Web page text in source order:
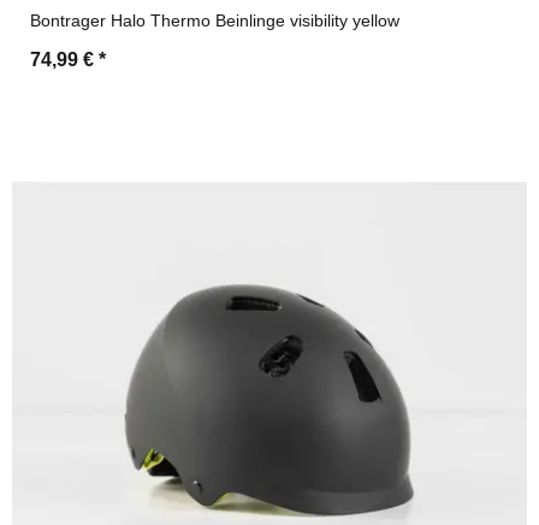
Bontrager Halo Thermo Beinlinge visibility yellow
74,99 € *